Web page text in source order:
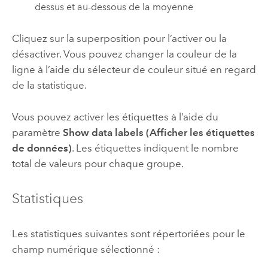
dessus et au-dessous de la moyenne
Cliquez sur la superposition pour l’activer ou la
désactiver. Vous pouvez changer la couleur de la
ligne à l’aide du sélecteur de couleur situé en regard
de la statistique.
Vous pouvez activer les étiquettes à l’aide du
paramètre Show data labels (Afficher les étiquettes
de données). Les étiquettes indiquent le nombre
total de valeurs pour chaque groupe.
Statistiques
Les statistiques suivantes sont répertoriées pour le
champ numérique sélectionné :